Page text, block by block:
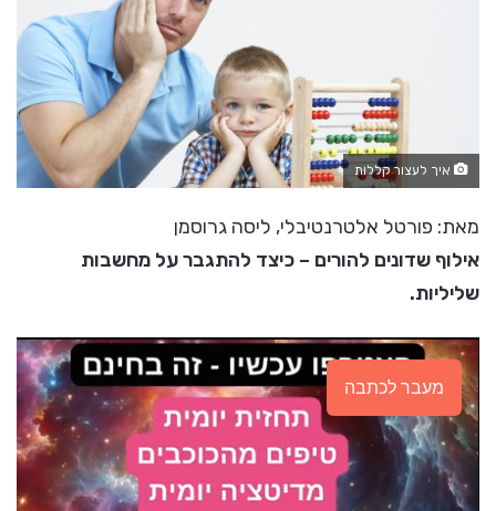
איך לעצור קללות
מאת: פורטל אלטרנטיבלי, ליסה גרוסמן
אילוף שדונים להורים – כיצד להתגבר על מחשבות
שליליות.
מעבר לכתבה